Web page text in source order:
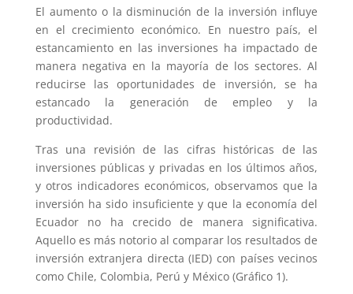
El aumento o la disminución de la inversión influye
en el crecimiento económico. En nuestro país, el
estancamiento en las inversiones ha impactado de
manera negativa en la mayoría de los sectores. Al
reducirse las oportunidades de inversión, se ha
estancado la generación de empleo y la
productividad.
Tras una revisión de las cifras históricas de las
inversiones públicas y privadas en los últimos años,
y otros indicadores económicos, observamos que la
inversión ha sido insuficiente y que la economía del
Ecuador no ha crecido de manera significativa.
Aquello es más notorio al comparar los resultados de
inversión extranjera directa (IED) con países vecinos
como Chile, Colombia, Perú y México (Gráfico 1).